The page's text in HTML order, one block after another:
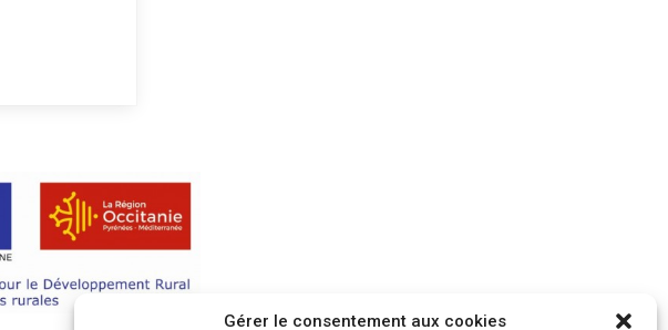
Gérer le consentement aux cookies